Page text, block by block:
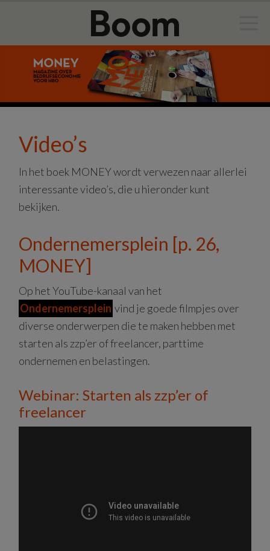
de
de
sidebar
Video’s
In het boek MONEY wordt verwezen naar allerlei
interessante video’s, die u hieronder kunt
bekijken.
Ondernemersplein [p. 26,
MONEY]
Op het YouTube-kanaal van het
Ondernemersplein vind je goede filmpjes over
diverse onderwerpen die te maken hebben met
starten als zzp’er of freelancer, parttime
ondernemen en belastingen.
Webinar: Starten als zzp’er of
freelancer